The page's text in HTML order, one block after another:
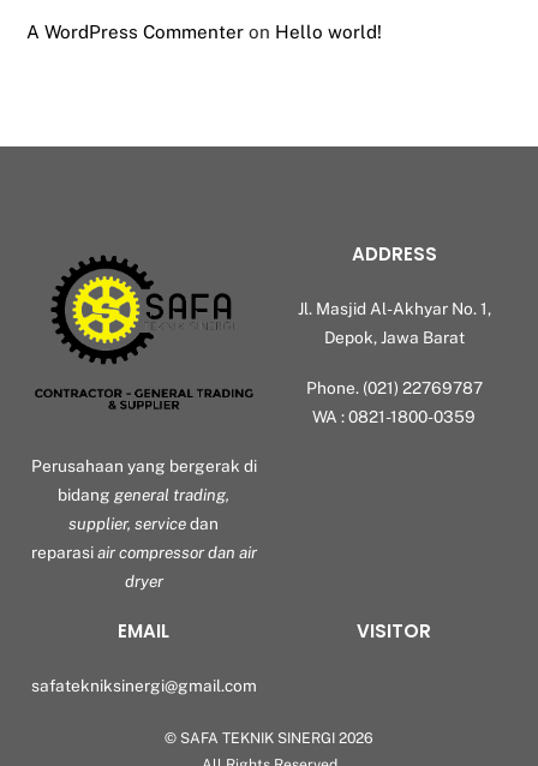
A WordPress Commenter on Hello world!
Perusahaan yang bergerak di
bidang general trading,
supplier, servicedan
reparasiair compressor dan air
dryer
ADDRESS
Jl. Masjid Al-Akhyar No. 1,
Depok, Jawa Barat
Phone. (021) 22769787
WA : 0821-1800-0359
EMAIL
safatekniksinergi@gmail.com
VISITOR
© SAFA TEKNIK SINERGI 2026